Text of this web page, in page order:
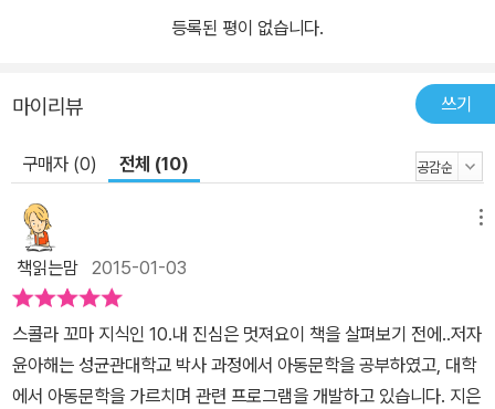
식인은 사회, 문화, 환경, 인성, 경제 등 초등학교 1~2학년 교과서에
등록된 평이 없습니다.
마이리뷰 쓰기
구매자 (0) 전체 (10)
책읽는맘 2015-01-03
스콜라 꼬마 지식인 10.내 진심은 멋져요이 책을 살펴보기 전에..저자
윤아해는 성균관대학교 박사 과정에서 아동문학을 공부하였고, 대학
에서 아동문학을 가르치며 관련 프로그램을 개발하고 있습니다. 지은